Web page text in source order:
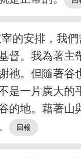
的安排，我
督。我為著主
祂。但隨著谷
是一片廣大的
的地。藉著山